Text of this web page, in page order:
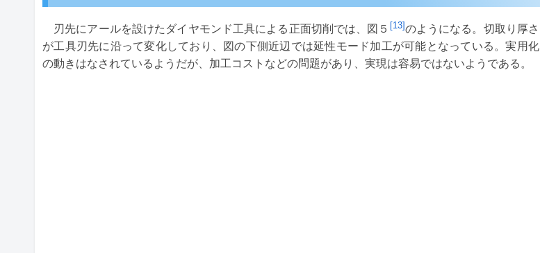
刃先にアールを設けたダイヤモンド工具による正面切削では、図５ [13]のようになる。切取り厚さ
が工具刃先に沿って変化しており、図の下側近辺では延性モード加工が可能となっている。実用化
の動きはなされているようだが、加工コストなどの問題があり、実現は容易ではないようである。